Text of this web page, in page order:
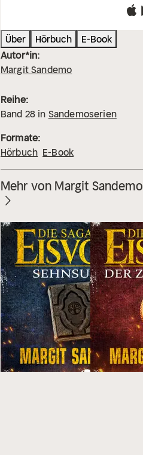
Über Hörbuch
E-Book
Autor*in:
Margit Sandemo
Reihe:
Band 28 in Sandemoserien
Formate:
Hörbuch E-Book
Mehr von Margit Sandemo